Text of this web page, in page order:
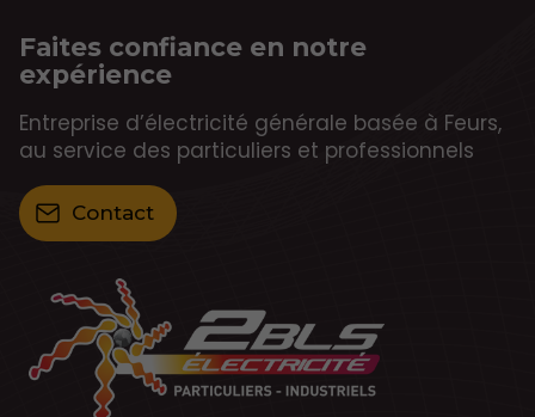
Faites confiance en notre
expérience
Entreprise d’électricité générale basée à Feurs,
au service des particuliers et professionnels
Contact